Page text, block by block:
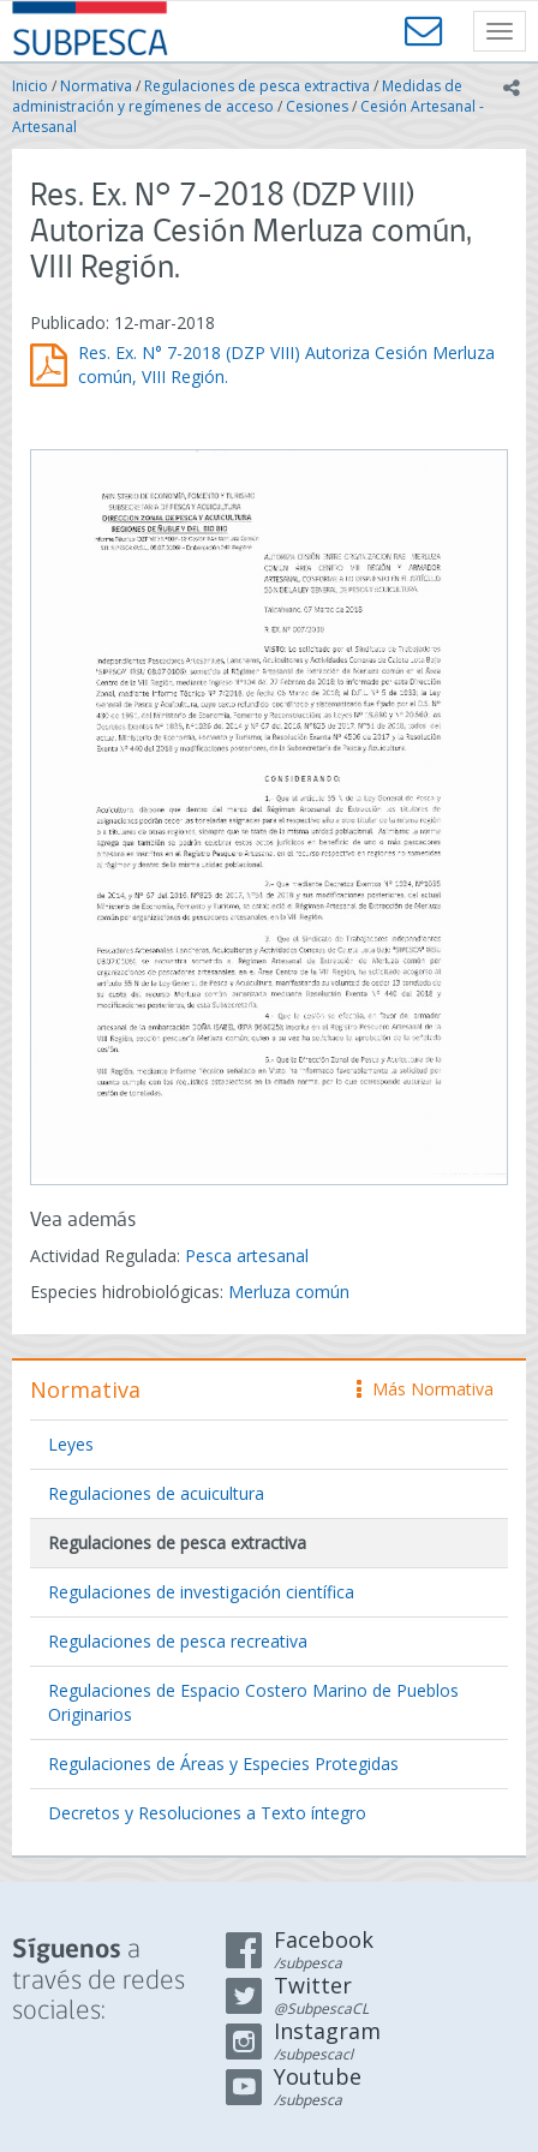
Contenido
principal
SUBPESCA
-
Subsecretaría
de
Pesca
y
Gobierno
de
Chile
Inicio /Normativa / Regulaciones de pesca extractiva / Medidas de
administración y regímenes de acceso / Cesiones/ Cesión Artesanal -
Artesanal
Res. Ex. N° 7-2018 (DZP VIII)
Autoriza Cesión Merluza común,
VIII Región.
Publicado: 12-mar-2018
Res. Ex. N° 7-2018 (DZP VIII) Autoriza Cesión Merluza
común, VIII Región.
Vea además
Actividad Regulada: Pesca artesanal
Especies hidrobiológicas: Merluza común
icono
Más Normativa
Normativa
Leyes
Regulaciones de acuicultura
Regulaciones de pesca extractiva
Regulaciones de investigación científica
Regulaciones de pesca recreativa
Regulaciones de Espacio Costero Marino de Pueblos
Originarios
Regulaciones de Áreas y Especies Protegidas
Decretos y Resoluciones a Texto íntegro
Síguenos a
través de redes
sociales:
Facebook
/subpesca
Twitter
@SubpescaCL
Instagram
/subpescacl
Youtube
/subpesca